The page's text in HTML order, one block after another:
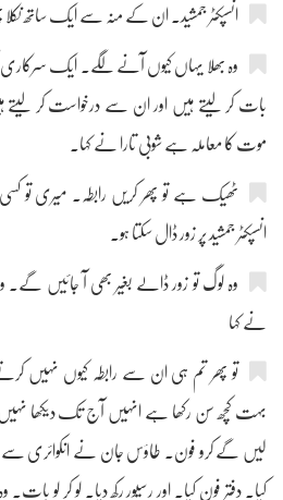
انسپکٹر جمشید۔ ان کے منہ سے ایک ساتھ نکلا
وہ بھلا یہاں کیوں آنے لگے۔ ایک
بات کر لیتے ہیں اور ان سے درخواست کر لیتے
موت کا معاملہ ہے شوبی تارا نے کہا۔
ٹھیک ہے تو پھر کریں رابطہ۔ میری تو
انسپکٹر جمشید پر زور ڈال سکتا ہو۔
وہ لوگ تو زور ڈالے بغیر بھی آ جائیں
نے کہا
تو پھر تم ہی ان سے رابطہ کیوں
بہت کچھ سن رکھا ہے انہیں آج تک دیکھا
لیں گے کرو فون۔ طاؤس جان نے انکوائری سے
کیا۔ دفتر فون کیا۔ اور رسیور رکھ دیا۔ لو کر لو